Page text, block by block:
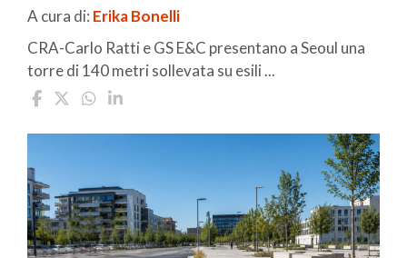
A cura di: Erika Bonelli
CRA-Carlo Ratti e GS E&C presentano a Seoul una
torre di 140 metri sollevata su esili ...